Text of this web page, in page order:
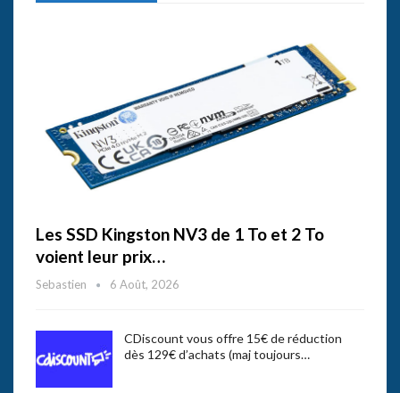
Les SSD Kingston NV3 de 1 To et 2 To
voient leur prix…
Sebastien 6 Août, 2026
CDiscount vous offre 15€ de réduction
dès 129€ d’achats (maj toujours…